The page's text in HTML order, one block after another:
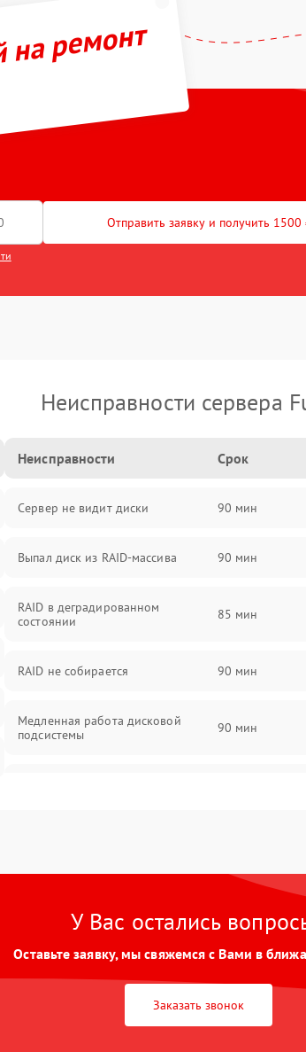
ремонт
Отправить заявку и получить 1500
Неисправности сервера
Неисправности Срок
Сервер не видит диски 90 мин
Выпал диск из RAID-массива 90 мин
RAID в деградированном
состоянии
85 мин
RAID не собирается 90 мин
Медленная работа дисковой
подсистемы
90 мин
У Вас остались
Оставьте заявку, мы свяжемся с Вами в
Заказать звонок